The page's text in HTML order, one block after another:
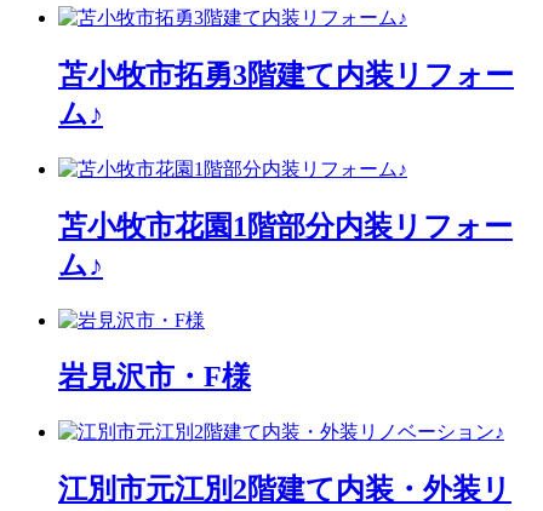
苫小牧市拓勇3階建て内装リフォー
ム♪
苫小牧市花園1階部分内装リフォー
ム♪
岩見沢市・F様
江別市元江別2階建て内装・外装リ